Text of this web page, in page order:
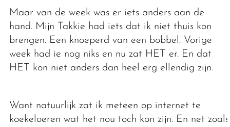
Maar van de week was er iets anders aan de
hand. Mijn Takkie had iets dat ik niet thuis kon
brengen. Een knoeperd van een bobbel. Vorige
week had ie nog niks en nu zat HET er. En dat
HET kon niet anders dan heel erg ellendig zijn.
Want natuurlijk zat ik meteen op internet te
koekeloeren wat het nou toch kon zijn. En net zoals